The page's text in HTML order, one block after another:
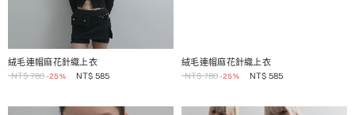
絨毛連帽麻花針織上衣
NT$ 780-25% NT$ 585
絨毛連帽麻花針織上衣
NT$ 780-25% NT$ 585